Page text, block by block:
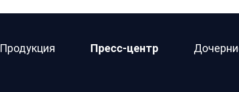
Продукция Пресс-центр